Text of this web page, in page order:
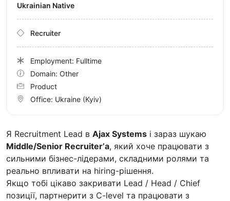
Я Recruitment Lead в Ajax Systems і зараз шукаю
Middle/Senior Recruiterʼа, який хоче працювати з
сильними бізнес-лідерами, складними ролями та
реально впливати на hiring-рішення.
Якщо тобі цікаво закривати Lead / Head / Chief
позиції, партнерити з C-level та працювати з
Ukrainian Native
Recruiter
Employment: Fulltime
Domain: Other
Product
Office: Ukraine (Kyiv)